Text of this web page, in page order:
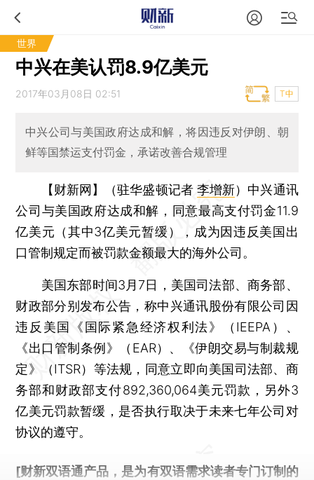
世界
中兴在美认罚8.9亿美元
2017年03月08日 02:51 T中
中兴公司与美国政府达成和解，将因违反对伊朗、朝
鲜等国禁运支付罚金，承诺改善合规管理
【财新网】（驻华盛顿记者 李增新） 中兴通讯
公司与美国政府达成和解，同意最高支付罚金11.9
亿美元（其中3亿美元暂缓），成为因违反美国出
口管制规定而被罚款金额最大的海外公司。
美国东部时间3月7日，美国司法部、商务部、
财政部分别发布公告，称中兴通讯股份有限公司因
违反美国《国际紧急经济权利法》（IEEPA）、
《出口管制条例》（EAR）、《伊朗交易与制裁规
定》（ITSR）等法规，同意立即向美国司法部、商
务部和财政部支付892,360,064美元罚款，另外3
亿美元罚款暂缓，是否执行取决于未来七年公司对
协议的遵守。
[财新双语通产品，是为有双语需求读者专门订制的